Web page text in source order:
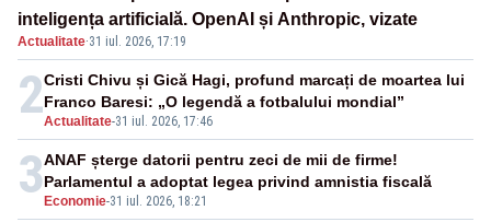
inteligența artificială. OpenAI și Anthropic, vizate
Actualitate·31 iul. 2026, 17:19
2Actualitate-31 iul. 2026, 17:46
Cristi Chivu și Gică Hagi, profund marcați de moartea lui
Franco Baresi: „O legendă a fotbalului mondial”
3 Economie-31 iul. 2026, 18:21
ANAF șterge datorii pentru zeci de mii de firme!
Parlamentul a adoptat legea privind amnistia fiscală